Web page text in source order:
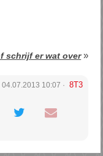
schrijf er wat over»
04.07.2013 10:07 8T3